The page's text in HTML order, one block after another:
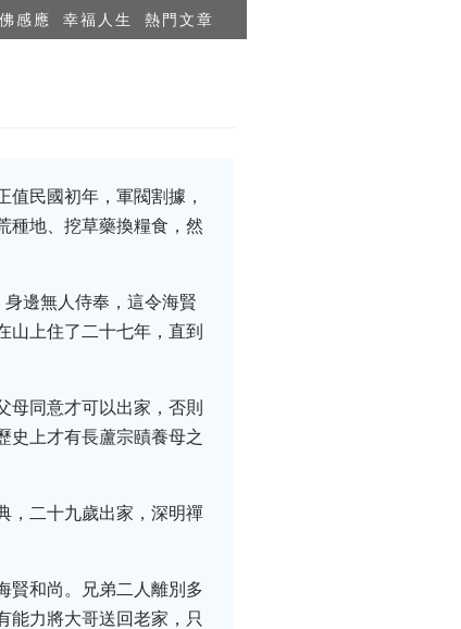
感應 幸福人生 熱門文章
民國初年，軍閥割據，
種地、挖草藥換糧食，然
邊無人侍奉，這令海賢
山上住了二十七年，直到
母同意才可以出家，否則
史上才有長蘆宗賾養母之
，二十九歲出家，深明禪
賢和尚。兄弟二人離別多
能力將大哥送回老家，只